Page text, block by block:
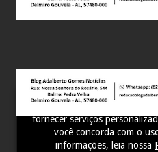
Este site utiliza cookies
fornecer serviços
você concorda com o
informações, leia nossa